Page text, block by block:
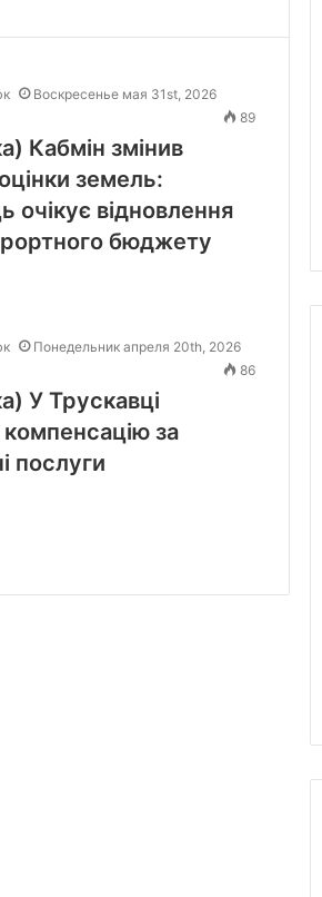
Воскресенье мая 31st, 2026
89
Кабмін змінив
земель:
очікує відновлення
бюджету
Понедельник апреля 20th, 2026
86
У Трускавці
за
послуги